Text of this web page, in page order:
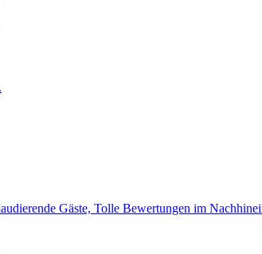
Gäste, Tolle Bewertungen im